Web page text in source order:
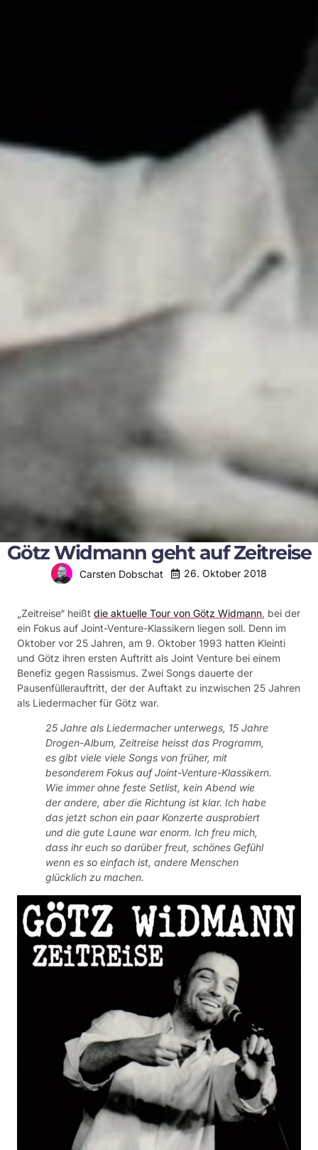
Götz Widmann geht auf Zeitreise
Carsten Dobschat 26. Oktober 2018
„Zeitreise“ heißt die aktuelle Tour von Götz Widmann, bei der
ein Fokus auf Joint-Venture-Klassikern liegen soll. Denn im
Oktober vor 25 Jahren, am 9. Oktober 1993 hatten Kleinti
und Götz ihren ersten Auftritt als Joint Venture bei einem
Benefiz gegen Rassismus. Zwei Songs dauerte der
Pausenfüllerauftritt, der der Auftakt zu inzwischen 25 Jahren
als Liedermacher für Götz war.
25 Jahre als Liedermacher unterwegs, 15 Jahre
Drogen-Album, Zeitreise heisst das Programm,
es gibt viele viele Songs von früher, mit
besonderem Fokus auf Joint-Venture-Klassikern.
Wie immer ohne feste Setlist, kein Abend wie
der andere, aber die Richtung ist klar. Ich habe
das jetzt schon ein paar Konzerte ausprobiert
und die gute Laune war enorm. Ich freu mich,
dass ihr euch so darüber freut, schönes Gefühl
wenn es so einfach ist, andere Menschen
glücklich zu machen.